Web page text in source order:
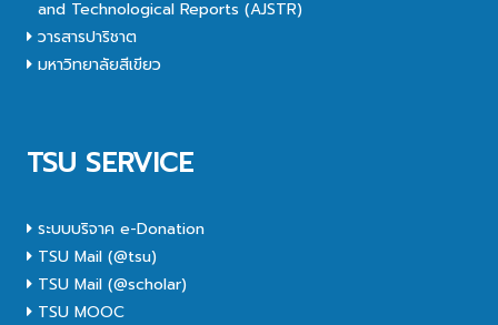
and Technological Reports (AJSTR)
วารสารปาริชาต
มหาวิทยาลัยสีเขียว
TSU SERVICE
ระบบบริจาค e-Donation
TSU Mail (@tsu)
TSU Mail (@scholar)
TSU MOOC